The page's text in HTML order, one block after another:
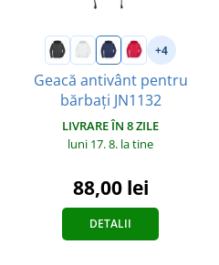
+4
Geacă antivânt pentru
bărbați JN1132
LIVRARE ÎN 8 ZILE
luni 17. 8. la tine
88,00 lei
DETALII